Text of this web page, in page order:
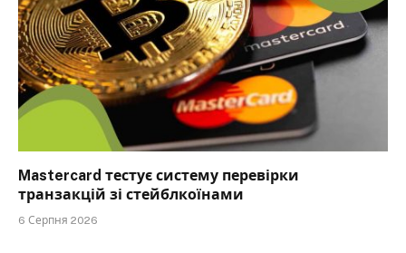
Mastercard тестує систему перевірки
транзакцій зі стейблкоїнами
6 Серпня 2026